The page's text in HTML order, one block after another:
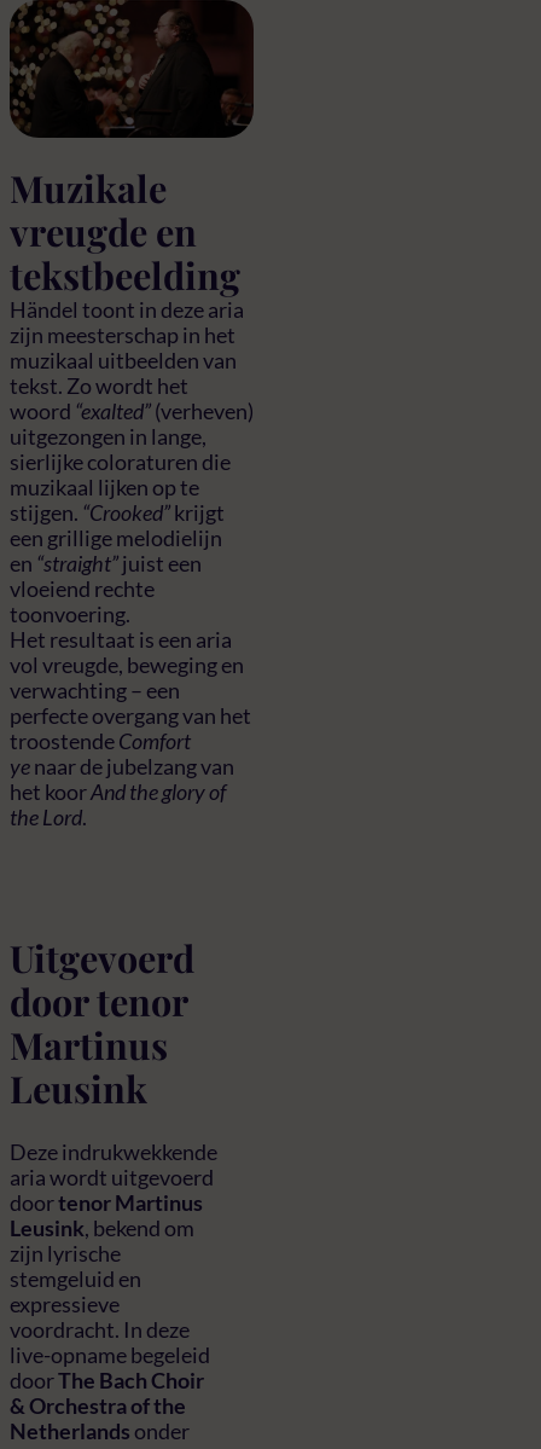
Muzikale
vreugde en
tekstbeelding
Händel toont in deze aria
zijn meesterschap in het
muzikaal uitbeelden van
tekst. Zo wordt het
woord “exalted”(verheven)
uitgezongen in lange,
sierlijke coloraturen die
muzikaal lijken op te
stijgen. “Crooked”krijgt
een grillige melodielijn
en “straight”juist een
vloeiend rechte
toonvoering.
Het resultaat is een aria
vol vreugde, beweging en
verwachting – een
perfecte overgang van het
troostendeComfort
yenaar de jubelzang van
het koorAnd the glory of
the Lord.
Uitgevoerd
door tenor
Martinus
Leusink
Deze indrukwekkende
aria wordt uitgevoerd
doortenor Martinus
Leusink, bekend om
zijn lyrische
stemgeluid en
expressieve
voordracht. In deze
live-opname begeleid
doorThe Bach Choir
& Orchestra of the
Netherlands onder